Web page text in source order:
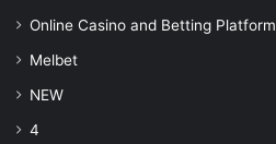
Online Casino and Betting Platform
Melbet
NEW
4